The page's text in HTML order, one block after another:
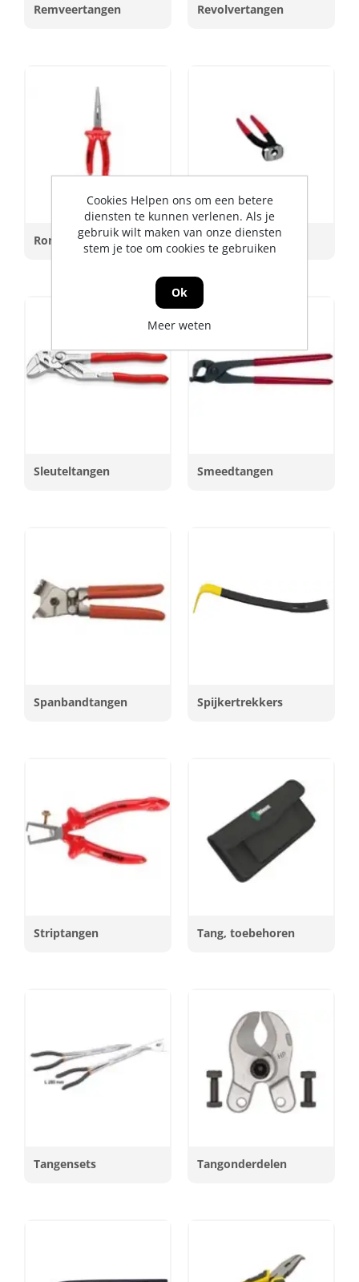
Remveertangen Revolvertangen
Rondbuigtangen Slangklemtangen
Sleuteltangen Smeedtangen
Spanbandtangen Spijkertrekkers
Striptangen Tang, toebehoren
Tangensets Tangonderdelen
Cookies Helpen ons om een betere
diensten te kunnen verlenen. Als je
gebruik wilt maken van onze diensten
stem je toe om cookies te gebruiken
Ok
Meer weten